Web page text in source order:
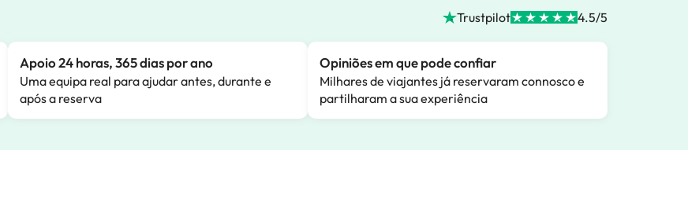
Trustpilot 4.5/5
Apoio 24 horas, 365 dias por ano
Uma equipa real para ajudar antes, durante e
após a reserva
Opiniões em que pode confiar
Milhares de viajantes já reservaram connosco e
partilharam a sua experiência